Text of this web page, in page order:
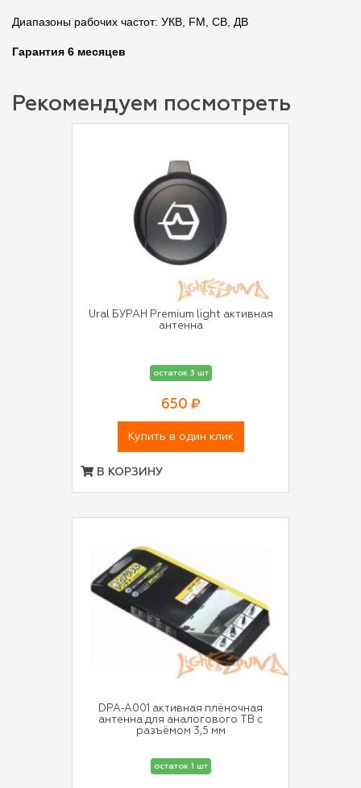
Диапазоны рабочих частот: УКВ, FM, СВ, ДВ
Гарантия 6 месяцев
Рекомендуем посмотреть
Ural БУРАН Premium light активная
антенна
остаток 3 шт
650 ₽
Купить в один клик
В КОРЗИНУ
DPA-A001 активная плёночная
антенна для аналогового ТВ с
разъёмом 3,5 мм
остаток 1 шт